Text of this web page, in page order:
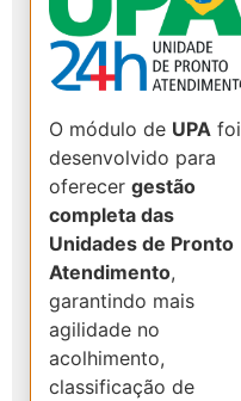
O módulo de UPA foi
desenvolvido para
oferecer gestão
completa das
Unidades de Pronto
Atendimento,
garantindo mais
agilidade no
acolhimento,
classificação de